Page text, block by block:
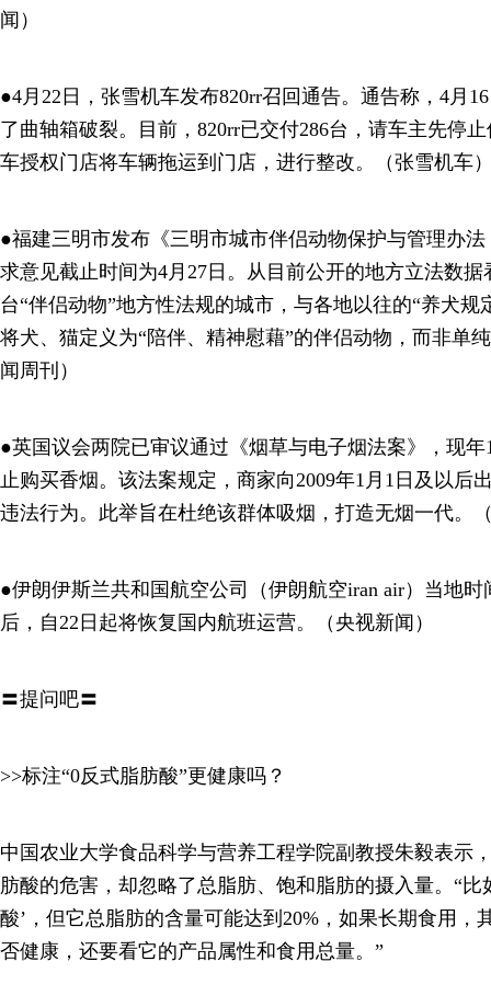
闻）
●4月22日，张雪机车发布820rr召回通告。通告称，4月
了曲轴箱破裂。目前，820rr已交付286台，请车主先停
车授权门店将车辆拖运到门店，进行整改。（张雪机车
●福建三明市发布《三明市城市伴侣动物保护与管理办
求意见截止时间为4月27日。从目前公开的地方立法数
台“伴侣动物”地方性法规的城市，与各地以往的“养犬规
将犬、猫定义为“陪伴、精神慰藉”的伴侣动物，而非单
闻周刊）
●英国议会两院已审议通过《烟草与电子烟法案》，现
止购买香烟。该法案规定，商家向2009年1月1日及以后
违法行为。此举旨在杜绝该群体吸烟，打造无烟一代。
●伊朗伊斯兰共和国航空公司（伊朗航空iran air）当地时
后，自22日起将恢复国内航班运营。（央视新闻）
〓提问吧〓
>>标注“0反式脂肪酸”更健康吗？
中国农业大学食品科学与营养工程学院副教授朱毅表示
肪酸的危害，却忽略了总脂肪、饱和脂肪的摄入量。“比
酸’，但它总脂肪的含量可能达到20%，如果长期食用，
否健康，还要看它的产品属性和食用总量。”